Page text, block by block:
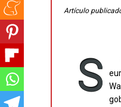
Artículo
S